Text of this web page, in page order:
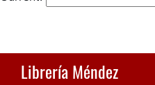
Librería Méndez